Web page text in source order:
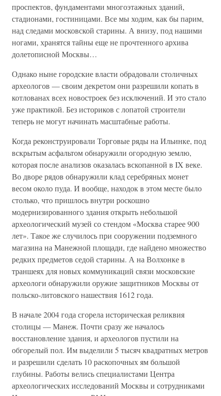
проспектов, фундаментами многоэтажных зданий,
стадионами, гостиницами. Все мы ходим, как бы парим,
над следами московской старины. А внизу, под нашими
ногами, хранятся тайны еще не прочтенного архива
долетописной Москвы…
Однако ныне городские власти обрадовали столичных
археологов — своим декретом они разрешили копать в
котлованах всех новостроек без исключений. И это стало
уже практикой. Без историков с лопатой строители
теперь не могут начинать масштабные работы.
Когда реконструировали Торговые ряды на Ильинке, под
вскрытым асфальтом обнаружили огородную землю,
которая после анализов оказалась вскопанной в IX веке.
Во дворе рядов обнаружили клад серебряных монет
весом около пуда. И вообще, находок в этом месте было
столько, что пришлось внутри роскошно
модернизированного здания открыть небольшой
археологический музей со стендом «Москва старее 900
лет». Такое же случилось при сооружении подземного
магазина на Манежной площади, где найдено множество
редких предметов седой старины. А на Волхонке в
траншеях для новых коммуникаций связи московские
археологи обнаружили оружие защитников Москвы от
польско-литовского нашествия 1612 года.
В начале 2004 года сгорела историческая реликвия
столицы — Манеж. Почти сразу же началось
восстановление здания, и археологов пустили на
обгорелый пол. Им выделили 5 тысяч квадратных метров
и разрешили сделать 10 раскопочных ям большой
глубины. Работы велись специалистами Центра
археологических исследований Москвы и сотрудниками